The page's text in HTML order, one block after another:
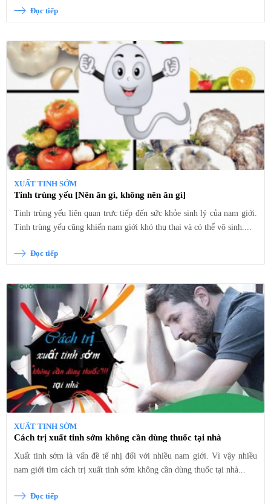
Đọc tiếp
XUẤT TINH SỚM
Tinh trùng yếu [Nên ăn gì, không nên ăn gì]
Tinh trùng yếu liên quan trực tiếp đến sức khỏe sinh lý của nam giới.
Tinh trùng yếu cũng khiến nam giới khó thụ thai và có thể vô sinh....
Đọc tiếp
XUẤT TINH SỚM
Cách trị xuất tinh sớm không cần dùng thuốc tại nhà
Xuất tinh sớm là vấn đề tế nhị đối với nhiều nam giới. Vì vậy nhiều
nam giới tìm cách trị xuất tinh sớm không cần dùng thuốc tại nhà...
Đọc tiếp